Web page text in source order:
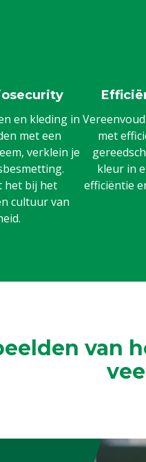
en kleding in
met een
verklein je
het bij het
cultuur van
met
kleur in
efficiëntie
van